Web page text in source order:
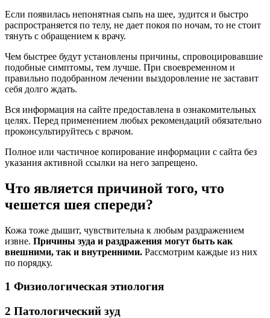
Если появилась непонятная сыпь на шее, зудится и быстро
распространяется по телу, не дает покоя по ночам, то не стоит
тянуть с обращением к врачу.
Чем быстрее будут установлены причины, спровоцировавшие
подобные симптомы, тем лучше. При своевременном и
правильно подобранном лечении выздоровление не заставит
себя долго ждать.
Вся информация на сайте предоставлена в ознакомительных
целях. Перед применением любых рекомендаций обязательно
проконсультируйтесь с врачом.
Полное или частичное копирование информации с сайта без
указания активной ссылки на него запрещено.
Что является причиной того, что
чешется шея спереди?
Кожа тоже дышит, чувствительна к любым раздражением
извне. Причины зуда и раздражения могут быть как
внешними, так и внутренними. Рассмотрим каждые из них
по порядку.
1 Физиологическая этиология
2 Патологический зуд